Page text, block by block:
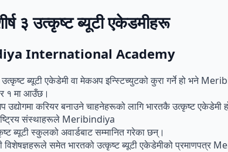
३ उत्कृष्ट ब्यूटी एकेडमीहरू
International Academy
उत्कृष्ट ब्यूटी एकेडेमी वा मेकअप इन्स्टिच्युटको कुरा गर्ने हो भने
१ मा आउँछ।
करियर बनाउने चाहनेहरूको लागि भारतकै उत्कृष्ट एकेडेमी
संस्थाहरूले Meribindiya
ब्यूटी स्कुलको अवार्डबाट सम्मानित गरेका छन्।
विशेषज्ञहरूले समेत भारतको उत्कृष्ट ब्यूटी एकेडेमीको